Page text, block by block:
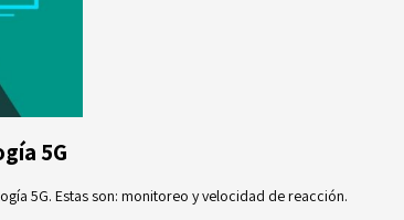
5G
5G. Estas son: monitoreo y velocidad de reacción.